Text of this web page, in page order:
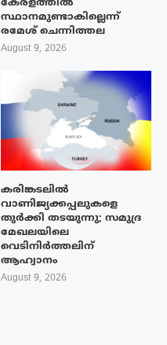
കേരളത്തിൽ
സ്ഥാനമുണ്ടാകില്ലെന്ന്
രമേശ് ചെന്നിത്തല
August 9, 2026
കരിങ്കടലിൽ
വാണിജ്യക്കപ്പലുകളെ
തുർക്കി തടയുന്നു; സമുദ്ര
മേഖലയിലെ
വെടിനിർത്തലിന്
ആഹ്വാനം
August 9, 2026